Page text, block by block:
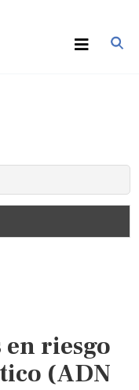
en riesgo
(ADN